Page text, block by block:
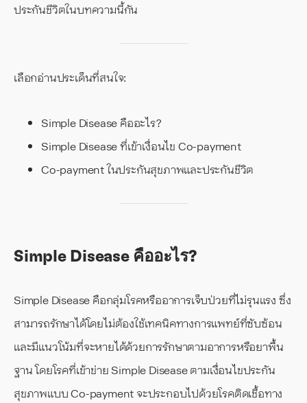
ประกันชีวิตในบทความนี้กัน
เลือกอ่านประเด็นที่สนใจ:
Simple Disease คืออะไร?
Simple Disease ที่เข้าเงื่อนไข Co-payment
Co-payment ในประกันสุขภาพและประกันชีวิต
Simple Disease คืออะไร?
Simple Disease คือกลุ่มโรคหรืออาการเจ็บป่วยที่ไม่รุนแรง ซึ่ง
สามารถรักษาได้โดยไม่ต้องใช้เทคนิคทางการแพทย์ที่ซับซ้อน
และมีแนวโน้มที่จะหายได้ด้วยการรักษาตามอาการหรือยาพื้น
ฐาน โดยโรคที่เข้าข่าย Simple Disease ตามเงื่อนไขประกัน
สุขภาพแบบ Co-payment จะประกอบไปด้วยโรคติดเชื้อทาง